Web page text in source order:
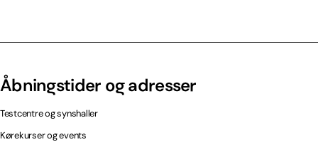
Åbningstider og adresser
Testcentre og synshaller
Kørekurser og events